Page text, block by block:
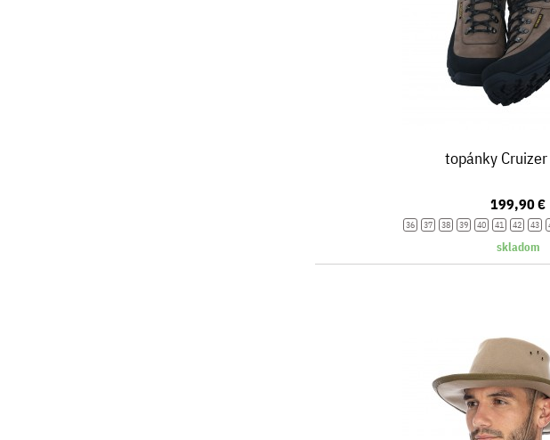
topánky
199,90 €
36 37 38 39 40 41 42 43
skladom